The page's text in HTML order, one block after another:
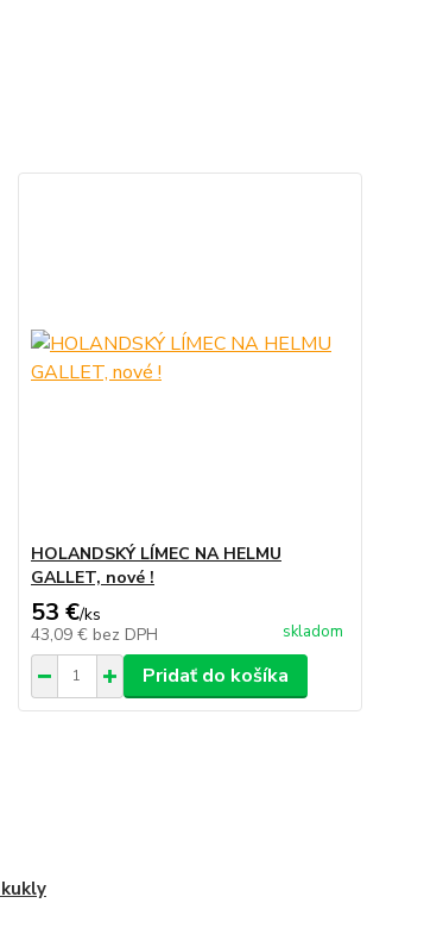
HOLANDSKÝ LÍMEC NA HELMU
GALLET, nové !
53 €/ks
43,09 € bez DPH skladom
Pridať do košíka